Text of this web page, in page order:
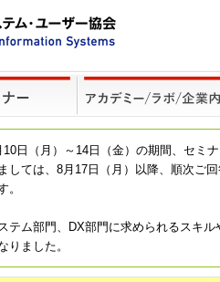
10日（月）～14日（金）の期間、セ
しては、8月17日（月）以降、順次ご
。
ム部門、DX部門に求められるスキ
りました。